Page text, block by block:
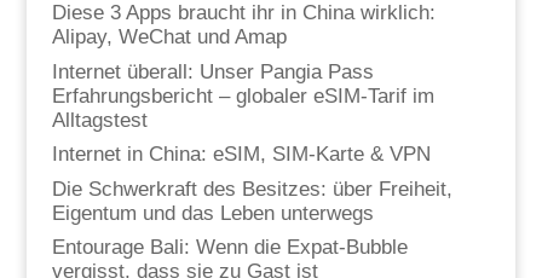
Diese 3 Apps braucht ihr in China wirklich:
Alipay, WeChat und Amap
Internet überall: Unser Pangia Pass
Erfahrungsbericht – globaler eSIM-Tarif im
Alltagstest
Internet in China: eSIM, SIM-Karte & VPN
Die Schwerkraft des Besitzes: über Freiheit,
Eigentum und das Leben unterwegs
Entourage Bali: Wenn die Expat-Bubble
vergisst, dass sie zu Gast ist